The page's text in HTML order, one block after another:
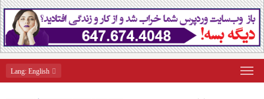
Lang: English